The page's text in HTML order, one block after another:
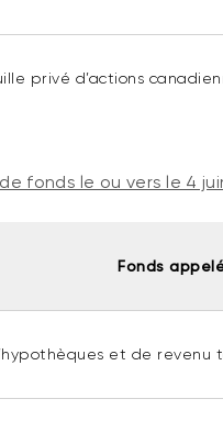
privé d’actions
fonds le ou vers le 4
Fonds
et de revenu